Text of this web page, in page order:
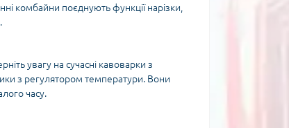
комбайни поєднують функції нарізки,
увагу на сучасні кавоварки з
з регулятором температури. Вони
часу.